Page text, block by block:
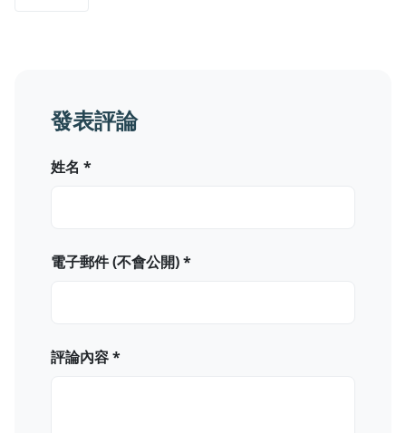
發表評論
姓名 *
電子郵件 (不會公開) *
評論內容 *